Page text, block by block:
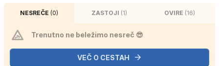
NESREČE (0) ZASTOJI (1) OVIRE (16)
Trenutno ne beležimo nesreč 😎
VEČ O CESTAH